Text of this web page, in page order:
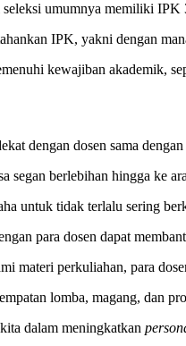
umumnya memiliki IPK
IPK, yakni dengan
kewajiban akademik,
dengan dosen sama dengan
segan berlebihan hingga ke
untuk tidak terlalu sering
para dosen dapat
materi perkuliahan, para
lomba, magang, dan
dalam meningkatkan